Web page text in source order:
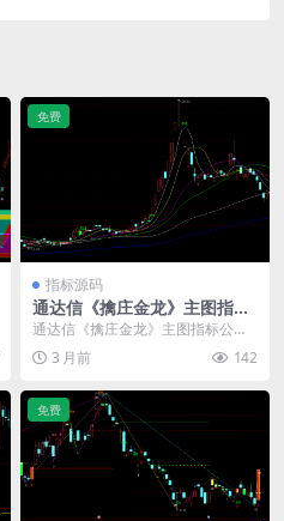
指标源码
通达信《擒庄金龙》主图指标
公式
免费
通达信《擒庄金龙》主图指标公
式： MA5:MA(C,5); MA10:MA(C,...
3 月前 142
免费